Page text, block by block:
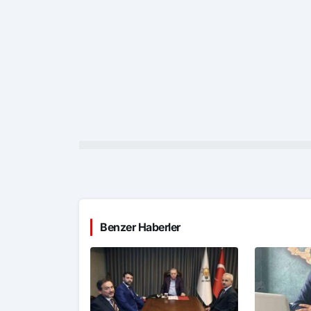
Benzer Haberler